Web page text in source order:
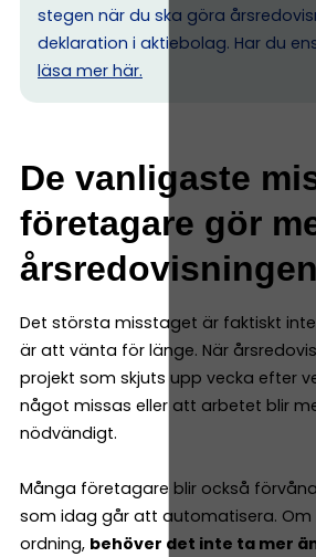
stegen när du ska göra
deklaration i aktiebolag. Har du
läsa mer här.
De vanligaste
företagare gör
årsredovisningen
Det största misstaget är faktiskt
är att vänta för länge. När
projekt som skjuts upp vecka efter
något missas eller att arbetet blir
nödvändigt.
Många företagare blir också
som idag går att automatisera. Om
ordning, behöver det inte ta mer